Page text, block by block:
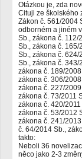
Otázkou je, zda
Cituji ze školského
Zákon č. 561/2004
odborném a jiném
Sb., zákona č. 112/
Sb., zákona č. 165/
Sb., zákona č. 624/
Sb., zákona č. 343/
zákona č. 189/
zákona č. 306/
zákona č. 227/
zákona č. 73/2011
zákona č. 420/
zákona č. 53/2012
zákona č. 241/
č. 64/2014 Sb.,
takto:
Neboli 36
něco jako 2-3